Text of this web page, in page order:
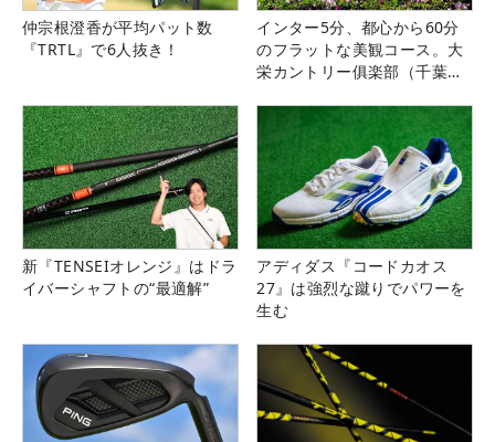
仲宗根澄香が平均パット数
『TRTL』で6人抜き！
インター5分、都心から60分
のフラットな美観コース。大
栄カントリー俱楽部（千葉
新『TENSEIオレンジ』はドラ
イバーシャフトの“最適解”
アディダス『コードカオス
27』は強烈な蹴りでパワーを
生む